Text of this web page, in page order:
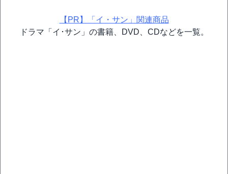
【PR】「イ・サン」関連商品
ドラマ「イ･サン」の書籍、DVD、CDなどを一覧。